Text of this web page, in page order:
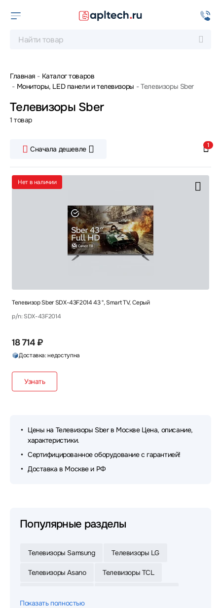
Главная
Каталог товаров
Мониторы, LED панели и телевизоры
Телевизоры Sber
Телевизоры Sber
1 товар
Сначала дешевле 1
Телевизор Sber SDX-43F2014 43 ", Smart TV, Серый
p/n: SDX-43F2014
18 714 ₽
Доставка: недоступна
Узнать
Нет в наличии
Цены на Телевизоры Sber в Москве Цена, описание,
характеристики.
Сертифицированное оборудование с гарантией!
Доставка в Москве и РФ
Популярные разделы
Телевизоры Samsung Телевизоры LG
Телевизоры Asano Телевизоры TCL
Показать полностью